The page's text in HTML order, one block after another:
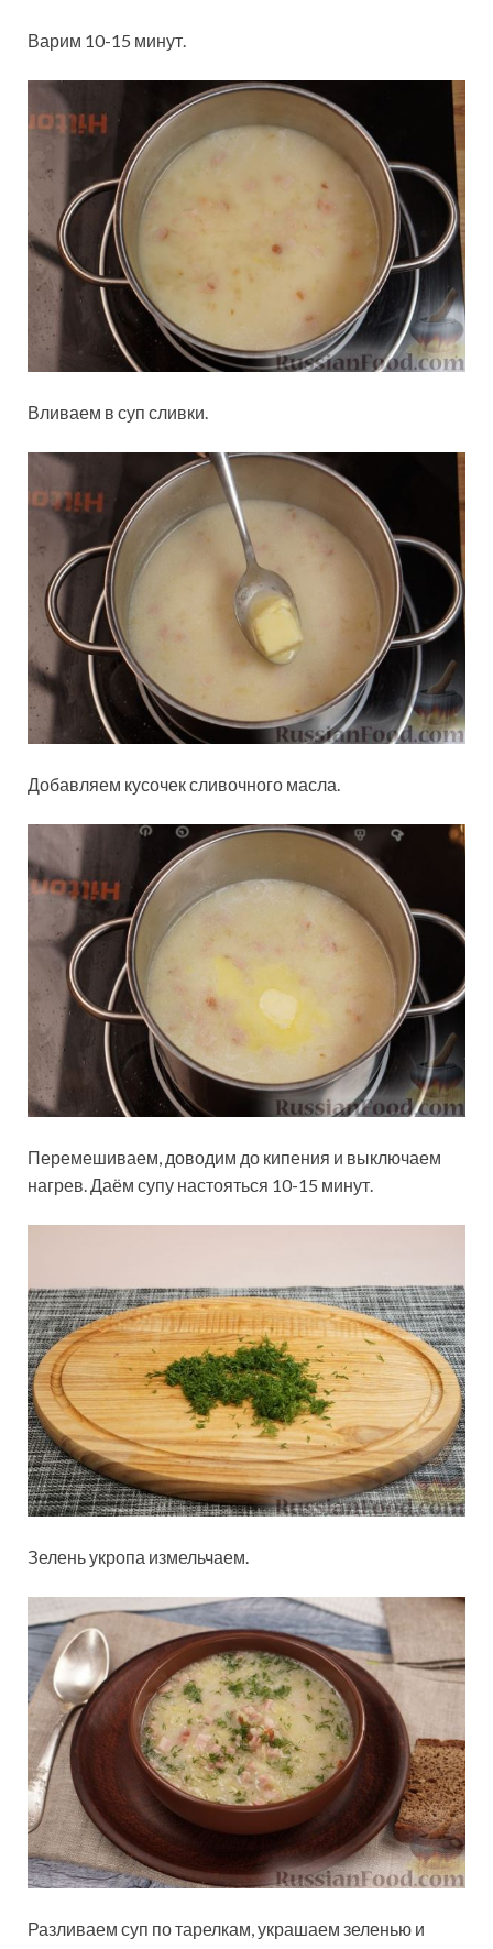
Варим 10-15 минут.
Вливаем в суп сливки.
Добавляем кусочек сливочного масла.
Перемешиваем, доводим до кипения и выключаем
нагрев. Даём супу настояться 10-15 минут.
Зелень укропа измельчаем.
Разливаем суп по тарелкам, украшаем зеленью и